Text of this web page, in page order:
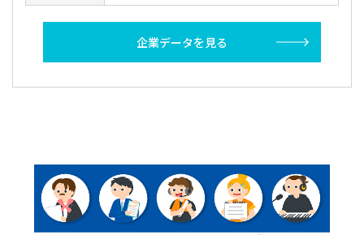
企業データを見る